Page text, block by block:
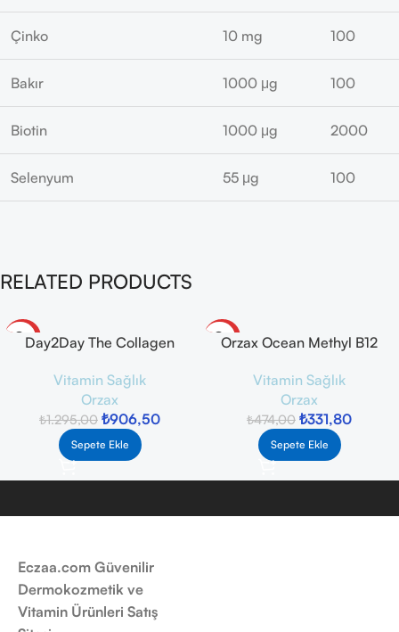
Çinko 10 mg 100
Bakır 1000 μg 100
Biotin 1000 μg 2000
Selenyum 55 μg 100
RELATED PRODUCTS
-30%Day2Day The Collagen
Yeşil Elma Aromalı
Vitamin Sağlık
Orzax
₺1.295,00 ₺906,50
Sepete Ekle
-30%
Orzax Ocean Methyl B12
Vitamin Sağlık
Orzax
₺474,00 ₺331,80
Sepete Ekle
Eczaa.com Güvenilir
Dermokozmetik ve
Vitamin Ürünleri Satış